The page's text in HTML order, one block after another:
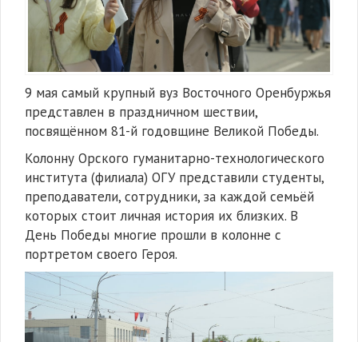
9 мая самый крупный вуз Восточного Оренбуржья
представлен в праздничном шествии,
посвящённом 81-й годовщине Великой Победы.
Колонну Орского гуманитарно-технологического
института (филиала) ОГУ представили студенты,
преподаватели, сотрудники, за каждой семьёй
которых стоит личная история их близких. В
День Победы многие прошли в колонне с
портретом своего Героя.